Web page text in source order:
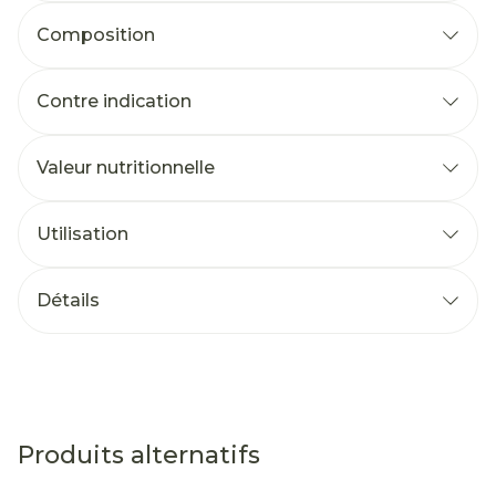
Composition
Contre indication
Valeur nutritionnelle
Utilisation
Détails
Produits alternatifs